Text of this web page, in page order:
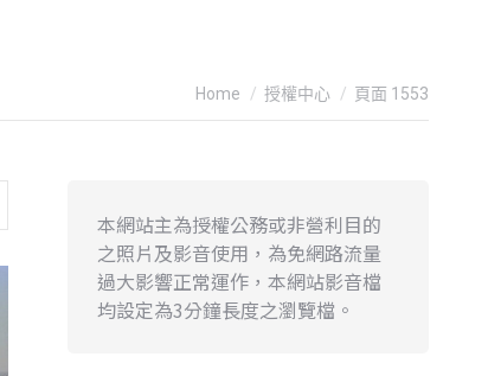
You are here:
Home 授權中心 頁面 1553
本網站主為授權公務或非營利目的
之照片及影音使用，為免網路流量
過大影響正常運作，本網站影音檔
均設定為3分鐘長度之瀏覽檔。